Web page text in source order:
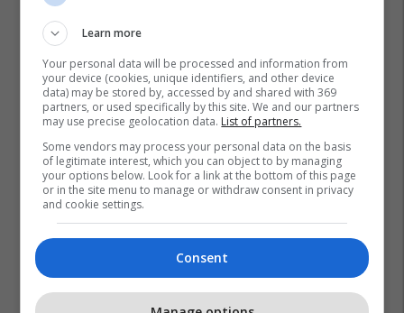
Learn more
Your personal data will be processed and information from
your device (cookies, unique identifiers, and other device
data) may be stored by, accessed by and shared with 369
partners, or used specifically by this site. We and our partners
may use precise geolocation data. List of partners.
Some vendors may process your personal data on the basis
of legitimate interest, which you can object to by managing
your options below. Look for a link at the bottom of this page
or in the site menu to manage or withdraw consent in privacy
and cookie settings.
Consent